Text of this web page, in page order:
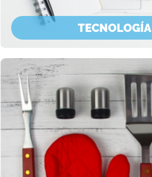
TECNOLOGÍA